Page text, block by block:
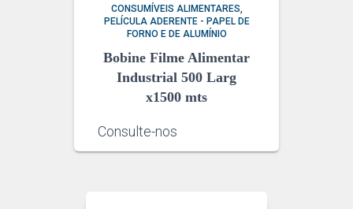
CONSUMÍVEIS ALIMENTARES
PELÍCULA ADERENTE - PAPEL DE
FORNO E DE ALUMÍNIO
Bobine Filme Alimentar
Industrial 500 Larg
x1500 mts
Consulte-nos